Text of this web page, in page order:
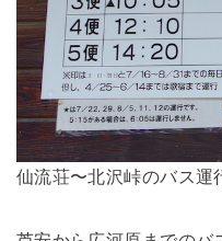
仙流荘〜北沢峠のバス運